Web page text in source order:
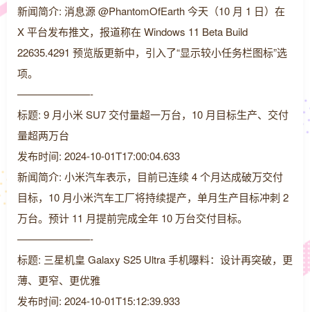
新闻简介: 消息源 @PhantomOfEarth 今天（10 月 1 日）在
X 平台发布推文，报道称在 Windows 11 Beta Build
22635.4291 预览版更新中，引入了“显示较小任务栏图标”选
项。
———————-
标题: 9 月小米 SU7 交付量超一万台，10 月目标生产、交付
量超两万台
发布时间: 2024-10-01T17:00:04.633
新闻简介: 小米汽车表示，目前已连续 4 个月达成破万交付
目标，10 月小米汽车工厂将持续提产，单月生产目标冲刺 2
万台。预计 11 月提前完成全年 10 万台交付目标。
———————-
标题: 三星机皇 Galaxy S25 Ultra 手机曝料：设计再突破，更
薄、更窄、更优雅
发布时间: 2024-10-01T15:12:39.933